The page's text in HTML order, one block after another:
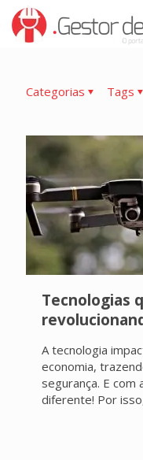
Categorias Tags
Tecnologias
A tecnologia
economia,
segurança. E com
diferente! Por